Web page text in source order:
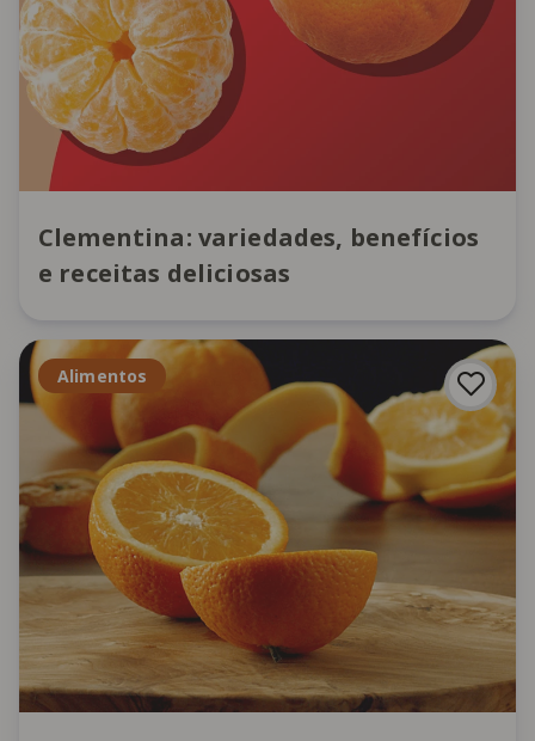
Clementina: variedades, benefícios
e receitas deliciosas
Alimentos